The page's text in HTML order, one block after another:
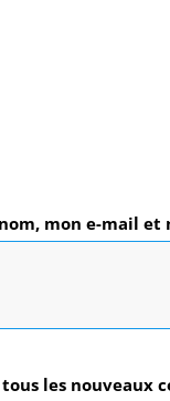
mon e-mail et
les nouveaux